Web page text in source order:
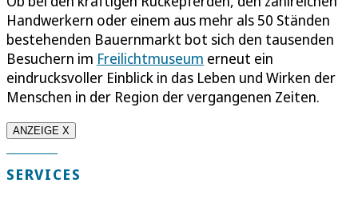
Handwerkern oder einem aus mehr als 50 Ständen
bestehenden Bauernmarkt bot sich den tausenden
Besuchern im Freilichtmuseum erneut ein
eindrucksvoller Einblick in das Leben und Wirken der
Menschen in der Region der vergangenen Zeiten.
ANZEIGE X
SERVICES